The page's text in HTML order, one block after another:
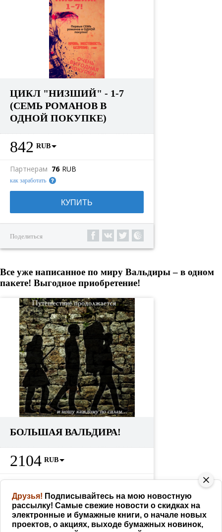
ЦИКЛ "НИЗШИЙ" - 1-7
(СЕМЬ РОМАНОВ В
ОДНОЙ ПОКУПКЕ)
842 RUB
Партнерам 76 RUB
как заработать
КУПИТЬ
Поделиться
Все уже написанное по миру Вальдиры – в одном
пакете! Выгодное приобретение!
БОЛЬШАЯ ВАЛЬДИРА!
2104 RUB
Партнерам 228 RUB
как заработать
КУПИТЬ
Друзья! Подписывайтесь на мою новостную
рассылку! Самые свежие новости о скидках на
электронные и бумажные книги, о начале новых
проектов, о акциях, выходе бумажных новинок,